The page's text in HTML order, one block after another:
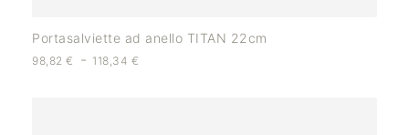
Portasalviette ad anello TITAN 22cm
98,82 € - 118,34 €